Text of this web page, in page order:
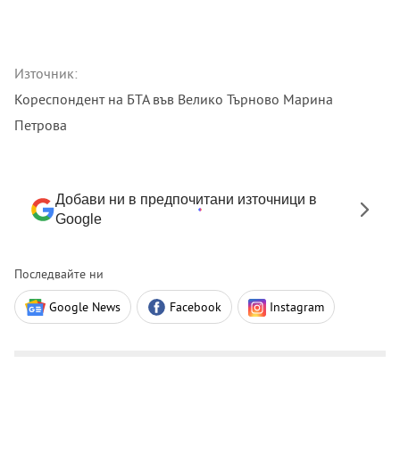
Източник:
Кореспондент на БТА във Велико Търново Марина
Петрова
Добави ни в предпочитани източници в
Google
Последвайте ни
Google News Facebook Instagram